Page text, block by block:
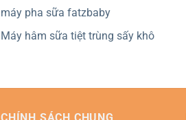
máy pha sữa fatzbaby
Máy hâm sữa tiệt trùng sấy khô